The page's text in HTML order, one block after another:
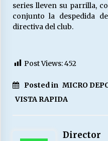
series lleven su parrilla,
conjunto la despedida
directiva del club.
Post Views:452
Posted in MICRO
VISTA RAPIDA
Director